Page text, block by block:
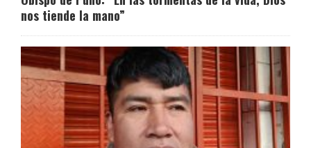
nos tiende la mano”